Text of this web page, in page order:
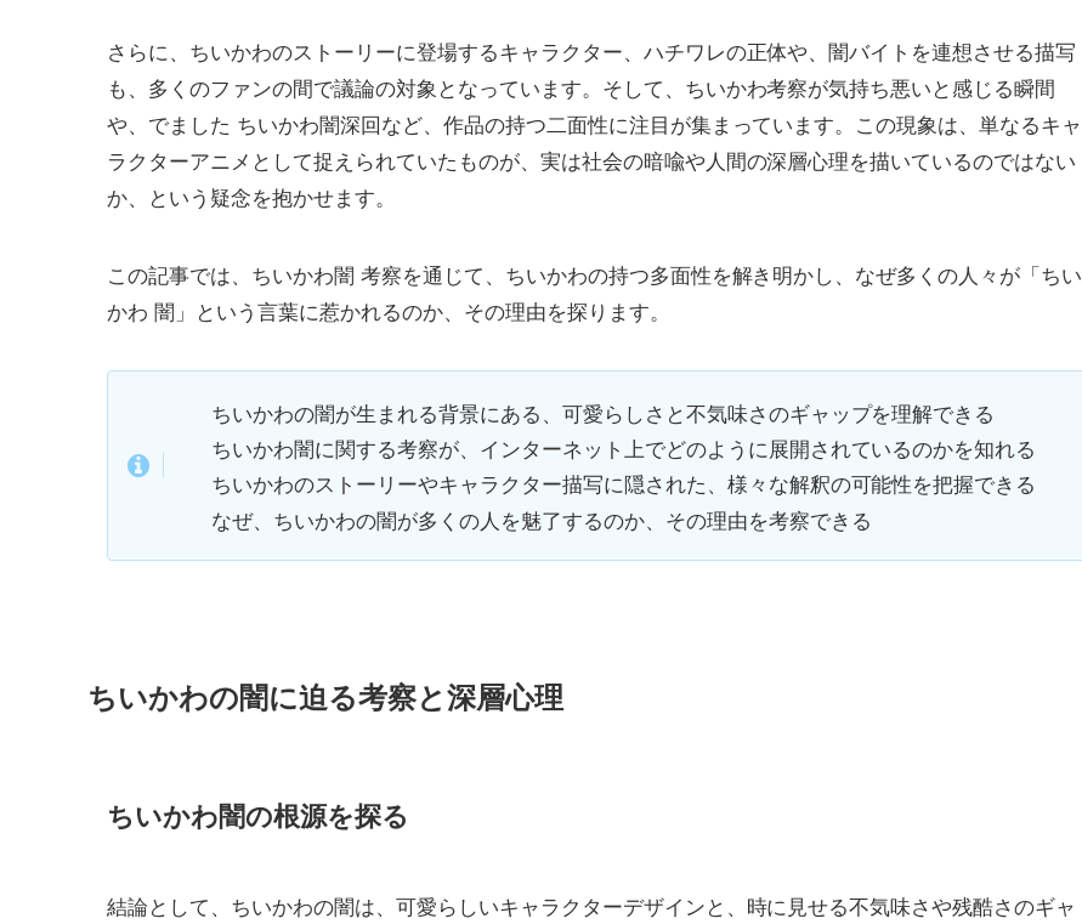
さらに、ちいかわのストーリーに登場するキャラクター、ハチワレの正体や、闇バイトを連想させる描写
も、多くのファンの間で議論の対象となっています。そして、ちいかわ考察が気持ち悪いと感じる瞬間
や、でました ちいかわ闇深回など、作品の持つ二面性に注目が集まっています。この現象は、単なるキャ
ラクターアニメとして捉えられていたものが、実は社会の暗喩や人間の深層心理を描いているのではない
か、という疑念を抱かせます。
この記事では、ちいかわ闇 考察を通じて、ちいかわの持つ多面性を解き明かし、なぜ多くの人々が「ちい
かわ 闇」という言葉に惹かれるのか、その理由を探ります。
ちいかわの闇が生まれる背景にある、可愛らしさと不気味さのギャップを理解できる
ちいかわ闇に関する考察が、インターネット上でどのように展開されているのかを知れる
ちいかわのストーリーやキャラクター描写に隠された、様々な解釈の可能性を把握できる
なぜ、ちいかわの闇が多くの人を魅了するのか、その理由を考察できる
ちいかわの闇に迫る考察と深層心理
ちいかわ闇の根源を探る
結論として、ちいかわの闇は、可愛らしいキャラクターデザインと、時に見せる不気味さや残酷さのギャ